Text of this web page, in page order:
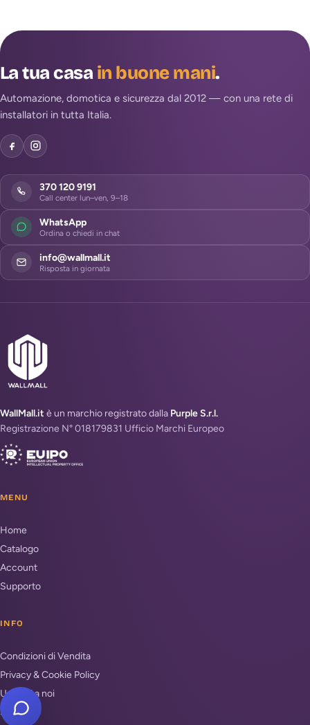
La tua casain buone mani.
Automazione, domotica e sicurezza dal 2012 — con una rete di
installatori in tutta Italia.
370 120 9191
Call center lun–ven, 9–18
WhatsApp
Ordina o chiedi in chat
info@wallmall.it
Risposta in giornata
WallMall.it è un marchio registrato dalla Purple S.r.l.
Registrazione N° 018179831 Ufficio Marchi Europeo
MENU
Home
Catalogo
Account
Supporto
INFO
Condizioni di Vendita
Privacy & Cookie Policy
Unisciti a noi
Supporto